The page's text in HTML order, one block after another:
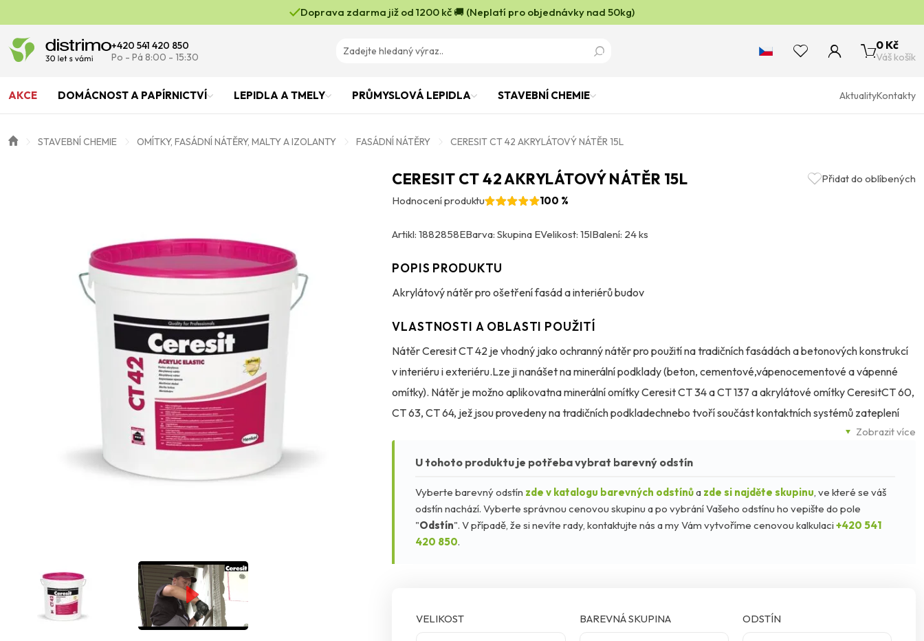
Doprava zdarma již od 1200 kč 🚚 (Neplatí pro objednávky nad 50kg)
+420 541 420 850
Po - Pá 8:00 - 15:30
0 Kč
Váš košík
AKCE DOMÁCNOST A PAPÍRNICTVÍ LEPIDLA A TMELY PRŮMYSLOVÁ LEPIDLA STAVEBNÍ CHEMIE AktualityKontakty
STAVEBNÍ CHEMIE OMÍTKY, FASÁDNÍ NÁTĚRY, MALTY A IZOLANTY FASÁDNÍ NÁTĚRY CERESIT CT 42 AKRYLÁTOVÝ NÁTĚR 15L
CERESIT CT 42 AKRYLÁTOVÝ NÁTĚR 15L
Přidat do oblíbených
Hodnocení produktu
100 %
Artikl: 1882858EBarva: Skupina EVelikost: 15lBalení: 24 ks
POPIS PRODUKTU
Akrylátový nátěr pro ošetření fasád a interiérů budov
Zobrazit více
VLASTNOSTI A OBLASTI POUŽITÍ
Nátěr Ceresit CT 42 je vhodný jako ochranný nátěr pro použití na tradičních fasádách a betonových konstrukcí
v interiéru i exteriéru.Lze ji nanášet na minerální podklady (beton, cementové,vápenocementové a vápenné
omítky). Nátěr je možno aplikovatna minerální omítky Ceresit CT 34 a CT 137 a akrylátové omítky CeresitCT 60,
CT 63, CT 64, jež jsou provedeny na tradičních podkladechnebo tvoří součást kontaktních systémů zateplení
budov Ceresit Ceretherm(ETICS). Fasády natřené nátěrem CT 42 je možné čistit pomocí tlakovévody s
odpovídajícím tlakem. Zahřívání fasády vyvolává vzniknežádoucích napětí, proto by tmavé odstíny měly být
formuli BioProtect odolává delší dobu protibiologickému napadnutí houbami, plísněmi a řasami.
U tohoto produktu je potřeba vybrat barevný odstín
Vyberte barevný odstín zde v katalogu barevných odstínůa zde si najděte skupinu, ve které se váš
odstín nachází. Vyberte správnou cenovou skupinu a po vybrání Vašeho odstínu ho vepište do pole
"Odstín". V případě, že si nevíte rady, kontaktujte nás a my Vám vytvoříme cenovou kalkulaci+420 541
420 850.
VELIKOST BAREVNÁ SKUPINA ODSTÍN